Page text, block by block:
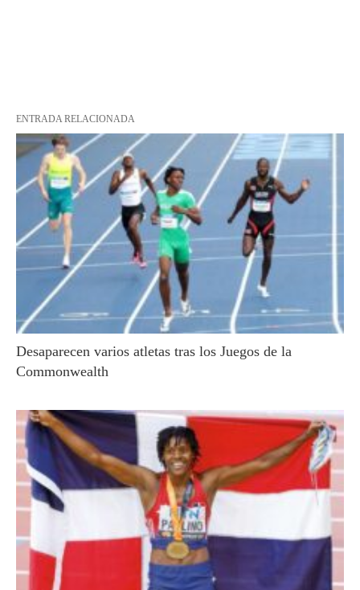
ENTRADA RELACIONADA
Desaparecen varios atletas tras los Juegos de la
Commonwealth